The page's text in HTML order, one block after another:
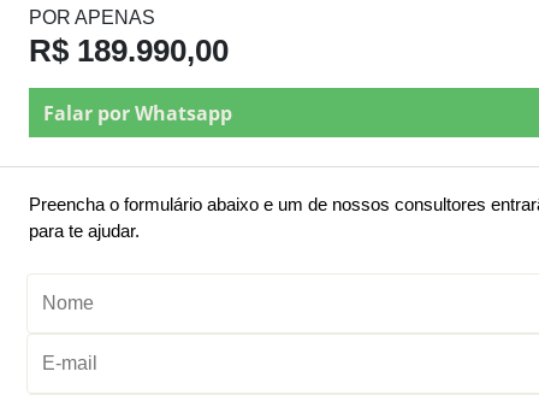
POR APENAS
R$ 189.990,00
Falar por Whatsapp
Preencha o formulário abaixo e um de nossos consultores
para te ajudar.